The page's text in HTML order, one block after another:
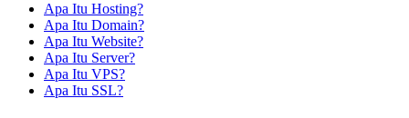
Apa Itu Hosting?
Apa Itu Domain?
Apa Itu Website?
Apa Itu Server?
Apa Itu VPS?
Apa Itu SSL?